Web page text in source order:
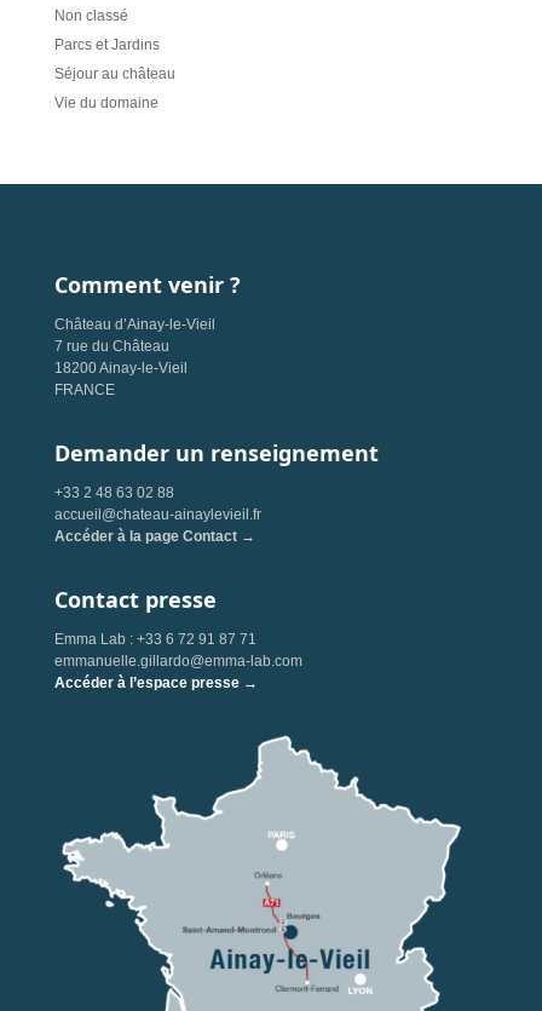
Non classé
Parcs et Jardins
Séjour au château
Vie du domaine
Comment venir ?
Château d’Ainay-le-Vieil
7 rue du Château
18200 Ainay-le-Vieil
FRANCE
Demander un renseignement
+33 2 48 63 02 88
accueil@chateau-ainaylevieil.fr
Accéder à la page Contact →
Contact presse
Emma Lab : +33 6 72 91 87 71
emmanuelle.gillardo@emma-lab.com
Accéder à l’espace presse →